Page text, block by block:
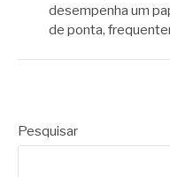
desempenha um
de ponta,
Pesquisar